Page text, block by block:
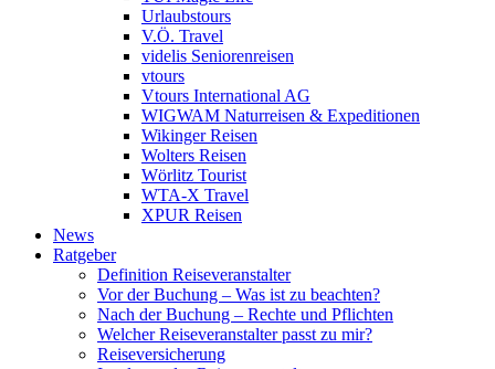
Urlaubstours
V.Ö. Travel
videlis Seniorenreisen
vtours
Vtours International AG
WIGWAM Naturreisen & Expeditionen
Wikinger Reisen
Wolters Reisen
Wörlitz Tourist
WTA-X Travel
XPUR Reisen
News
Ratgeber
Definition Reiseveranstalter
Vor der Buchung – Was ist zu beachten?
Nach der Buchung – Rechte und Pflichten
Welcher Reiseveranstalter passt zu mir?
Reiseversicherung